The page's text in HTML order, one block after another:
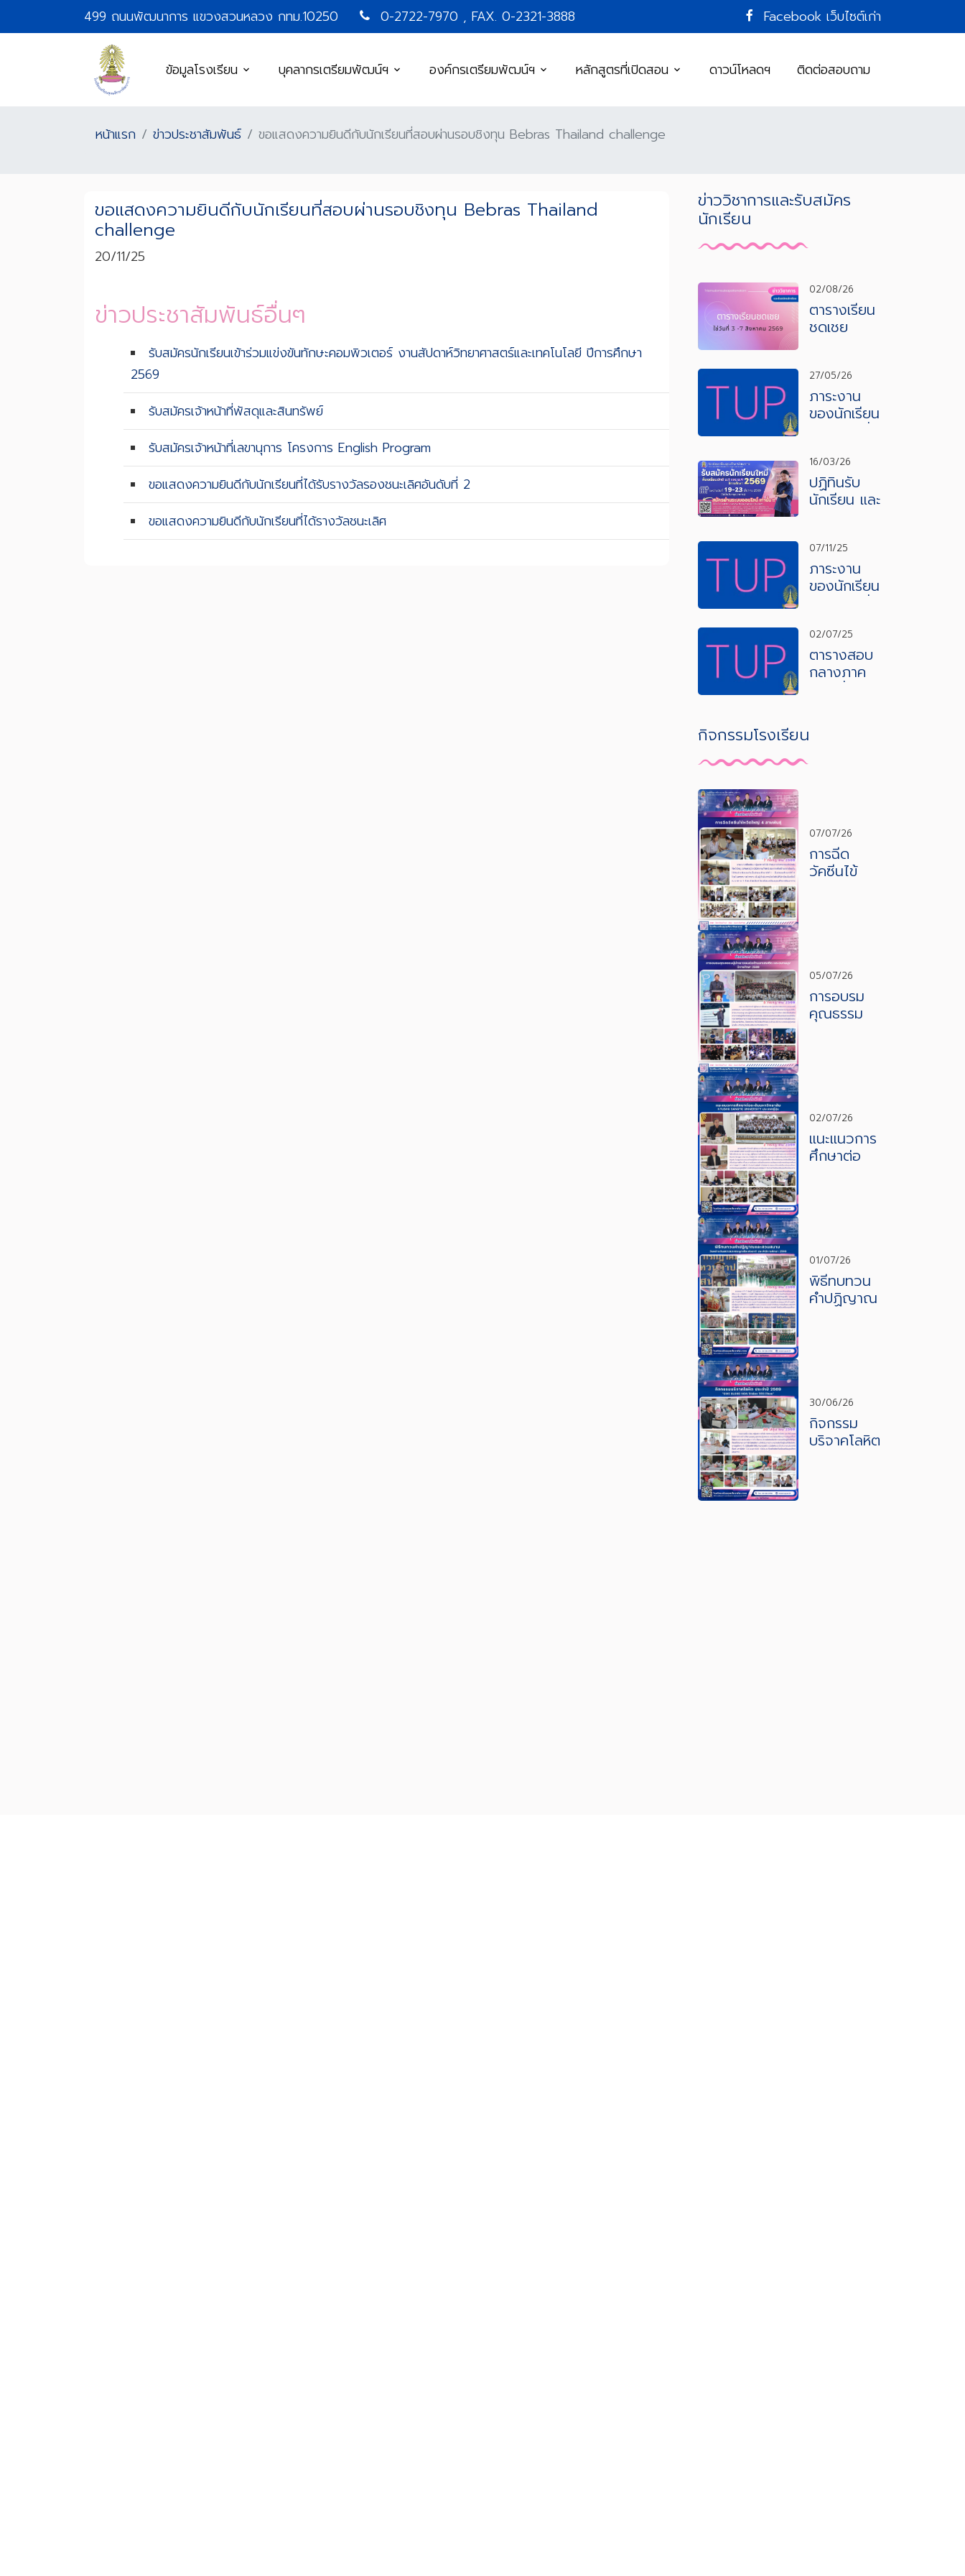
499 ถนนพัฒนาการ แขวงสวนหลวง กทม.10250 0-2722-7970 , FAX. 0-2321-3888 Facebook เว็บไซต์เก่า
ข้อมูลโรงเรียน บุคลากรเตรียมพัฒน์ฯ องค์กรเตรียมพัฒน์ฯ หลักสูตรที่เปิดสอน ดาวน์โหลดฯ ติดต่อสอบถาม
หน้าแรก ข่าวประชาสัมพันธ์ ขอแสดงความยินดีกับนักเรียนที่สอบผ่านรอบชิงทุน Bebras Thailand challenge
ขอแสดงความยินดีกับนักเรียนที่สอบผ่านรอบชิงทุน Bebras Thailand
challenge
20/11/25
ข่าวประชาสัมพันธ์อื่นๆ
รับสมัครนักเรียนเข้าร่วมแข่งขันทักษะคอมพิวเตอร์ งานสัปดาห์วิทยาศาสตร์และเทคโนโลยี ปีการศึกษา
2569
รับสมัครเจ้าหน้าที่พัสดุและสินทรัพย์
รับสมัครเจ้าหน้าที่เลขานุการ โครงการ English Program
ขอแสดงความยินดีกับนักเรียนที่ได้รับรางวัลรองชนะเลิศอันดับที่ 2
ขอแสดงความยินดีกับนักเรียนที่ได้รางวัลชนะเลิศ
ข่าววิชาการและรับสมัคร
นักเรียน
02/08/26
ตารางเรียน
ชดเชย
27/05/26
ภาระงาน
ของนักเรียน
ภาคเรียนที่ 1
2569
16/03/26
ปฏิทินรับ
นักเรียน และ
ห้องเรียน
พิเศษ ปีการ
ศึกษา
07/11/25
ภาระงาน
ของนักเรียน
ภาคเรียนที่
ศึกษา
2568
02/07/25
ตารางสอบ
กลางภาค
เรียนที่ 1 ปี
กิจกรรมโรงเรียน
07/07/26
การฉีด
วัคซีนไข้
05/07/26
การอบรม
คุณธรรม
02/07/26
แนะแนวการ
ศึกษาต่อ
Y ประเทศ
ญี่ปุ่น
01/07/26
พิธีทบทวน
คำปฏิญาณ
ปแห่งชาติ
30/06/26
กิจกรรม
บริจาคโลหิต